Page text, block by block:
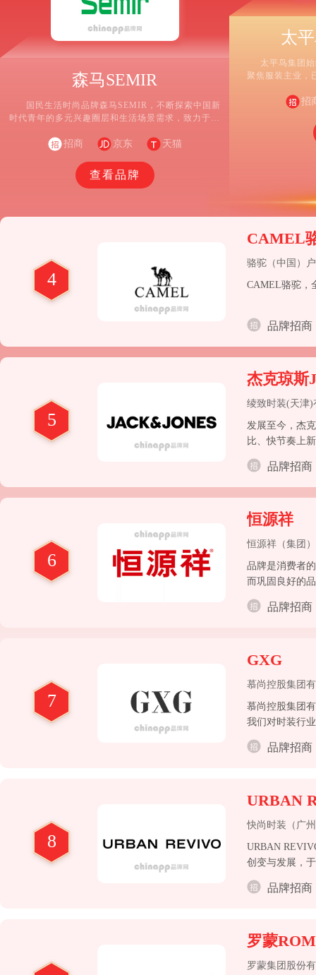
森马SEMIR
国民生活时尚品牌森马SEMIR，不断探索中国新
时代青年的多元兴趣圈层和生活场景需求，致力于产
传递自信、舒服、时尚的生活方式，以“穿什么 就是什
式的双重需求。
招商 京东 天猫
查看品牌
太
太平鸟集团
聚焦服装主业，
LEDiN 乐町、招
4
CAMEL
骆驼（中国）
CAMEL骆驼，
品牌招商
5
杰克琼斯
绫致时装(天津)
发展至今，杰
比、快节奏上
品牌招商
6
恒源祥
恒源祥（集团
品牌是消费者
而巩固良好的
者。追求卓越
品牌招商
7
GXG
慕尚控股集团
慕尚控股集团
我们对时装行
品牌招商
8
URBAN
快尚时装（广
URBAN
创变与发展，
品牌招商
罗蒙
罗蒙集团股份